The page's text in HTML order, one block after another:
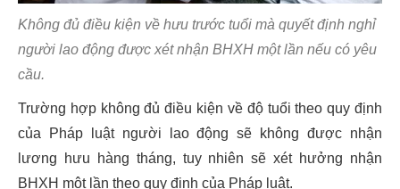
Không đủ điều kiện về hưu trước tuổi mà quyết định nghỉ
người lao động được xét nhận BHXH một lần nếu có yêu
cầu.
Trường hợp không đủ điều kiện về độ tuổi theo quy định
của Pháp luật người lao động sẽ không được nhận
lương hưu hàng tháng, tuy nhiên sẽ xét hưởng nhận
BHXH một lần theo quy định của Pháp luật.